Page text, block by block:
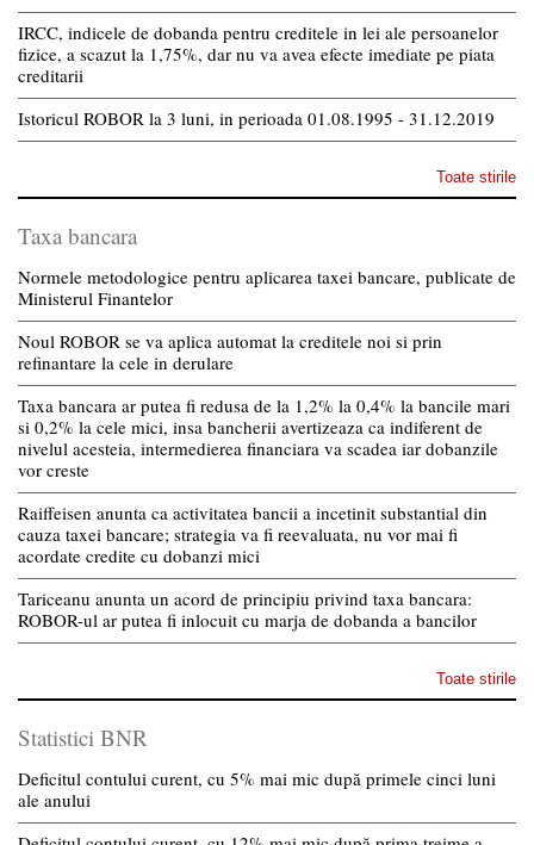
IRCC, indicele de dobanda pentru creditele in lei ale persoanelor
fizice, a scazut la 1,75%, dar nu va avea efecte imediate pe piata
creditarii
Istoricul ROBOR la 3 luni, in perioada 01.08.1995 - 31.12.2019
Toate stirile
Taxa bancara
Normele metodologice pentru aplicarea taxei bancare, publicate de
Ministerul Finantelor
Noul ROBOR se va aplica automat la creditele noi si prin
refinantare la cele in derulare
Taxa bancara ar putea fi redusa de la 1,2% la 0,4% la bancile mari
si 0,2% la cele mici, insa bancherii avertizeaza ca indiferent de
nivelul acesteia, intermedierea financiara va scadea iar dobanzile
vor creste
Raiffeisen anunta ca activitatea bancii a incetinit substantial din
cauza taxei bancare; strategia va fi reevaluata, nu vor mai fi
acordate credite cu dobanzi mici
Tariceanu anunta un acord de principiu privind taxa bancara:
ROBOR-ul ar putea fi inlocuit cu marja de dobanda a bancilor
Toate stirile
Statistici BNR
Deficitul contului curent, cu 5% mai mic după primele cinci luni
ale anului